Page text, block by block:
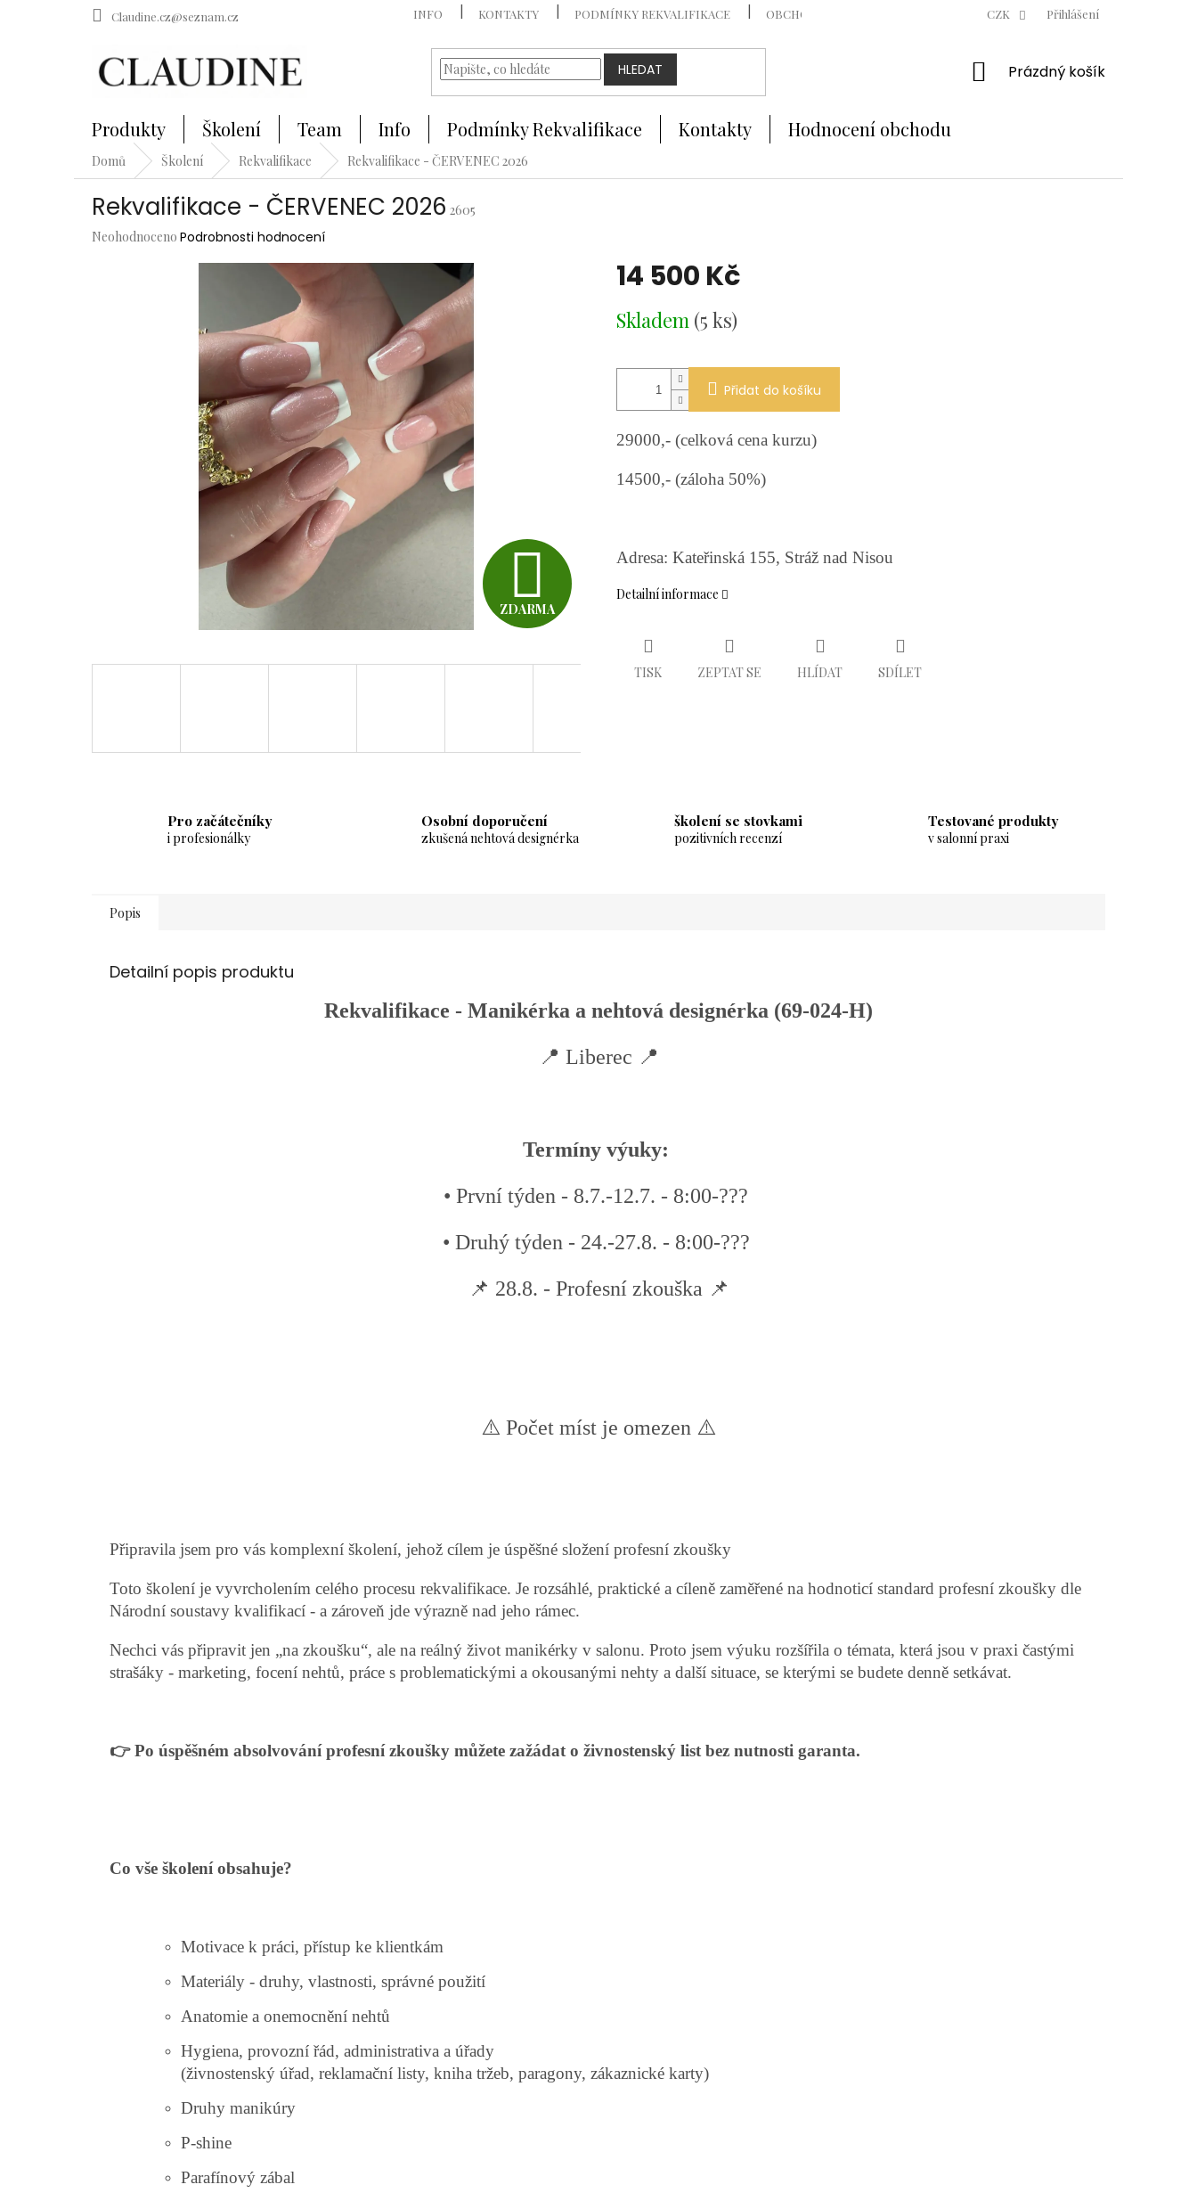
Claudine.cz@seznam.cz INFO KONTAKTY PODMÍNKY REKVALIFIKACE OBCHODNÍ PODMÍNKY OCHRANA OSOBNÍCH ÚDAJŮ
CZK Přihlášení
HLEDAT
NÁKUPNÍ
Prázdný košík
Produkty Školení Team Info Podmínky Rekvalifikace Kontakty Hodnocení obchodu
Domů Školení Rekvalifikace Rekvalifikace - ČERVENEC 2026
Rekvalifikace - ČERVENEC 2026 2605
Průměrné
Neohodnoceno Podrobnosti hodnocení
Z
D
R
M
ZDARMA
14 500 Kč
cena:
Skladem (5 ks)
Přidat do košíku
29000,- (celková cena kurzu)
14500,- (záloha 50%)
Adresa: Kateřinská 155, Stráž nad Nisou
Detailní informace
TISK ZEPTAT SE HLÍDAT SDÍLET
Pro začátečníky
i profesionálky
Osobní doporučení
zkušená nehtová designérka
školení se stovkami
pozitivních recenzí
Testované produkty
v salonní praxi
Popis
Detailní popis produktu
Rekvalifikace - Manikérka a nehtová designérka (69-024-H)
📍 Liberec 📍
Termíny výuky:
• První týden - 8.7.-12.7. - 8:00-???
• Druhý týden - 24.-27.8. - 8:00-???
📌 28.8. - Profesní zkouška 📌
⚠️ Počet míst je omezen ⚠️
Připravila jsem pro vás komplexní školení, jehož cílem je úspěšné složení profesní zkoušky
Toto školení je vyvrcholením celého procesu rekvalifikace. Je rozsáhlé, praktické a cíleně zaměřené na hodnoticí standard profesní zkoušky dle
Národní soustavy kvalifikací - a zároveň jde výrazně nad jeho rámec.
Nechci vás připravit jen „na zkoušku“, ale na reálný život manikérky v salonu. Proto jsem výuku rozšířila o témata, která jsou v praxi častými
strašáky - marketing, focení nehtů, práce s problematickými a okousanými nehty a další situace, se kterými se budete denně setkávat.
👉 Po úspěšném absolvování profesní zkoušky můžete zažádat o živnostenský list bez nutnosti garanta.
Co vše školení obsahuje?
Motivace k práci, přístup ke klientkám
Materiály - druhy, vlastnosti, správné použití
Anatomie a onemocnění nehtů
Hygiena, provozní řád, administrativa a úřady
(živnostenský úřad, reklamační listy, kniha tržeb, paragony, zákaznické karty)
Druhy manikúry
P-shine
Parafínový zábal